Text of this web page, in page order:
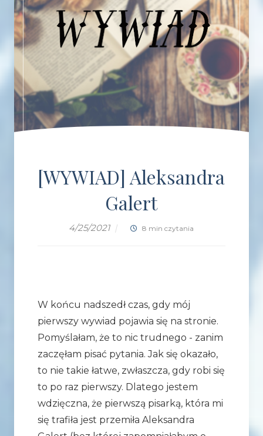
[WYWIAD] Aleksandra
Galert
4/25/2021 | 8 min czytania
W końcu nadszedł czas, gdy mój
pierwszy wywiad pojawia się na stronie.
Pomyślałam, że to nic trudnego - zanim
zaczęłam pisać pytania. Jak się okazało,
to nie takie łatwe, zwłaszcza, gdy robi się
to po raz pierwszy. Dlatego jestem
wdzięczna, że pierwszą pisarką, która mi
się trafiła jest przemiła Aleksandra